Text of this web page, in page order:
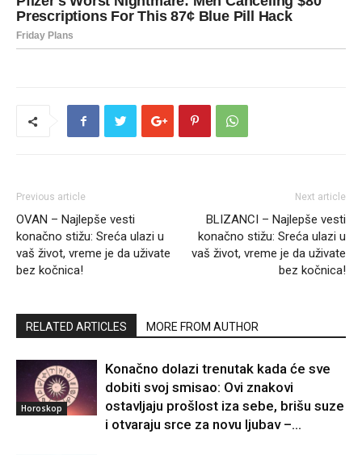
Previous article
OVAN – Najlepše vesti
konačno stižu: Sreća ulazi u
vaš život, vreme je da uživate
bez kočnica!
Next article
BLIZANCI – Najlepše vesti
konačno stižu: Sreća ulazi u
vaš život, vreme je da uživate
bez kočnica!
RELATED ARTICLES MORE FROM AUTHOR
Horoskop
Konačno dolazi trenutak kada će sve
dobiti svoj smisao: Ovi znakovi
ostavljaju prošlost iza sebe, brišu suze
i otvaraju srce za novu ljubav –...